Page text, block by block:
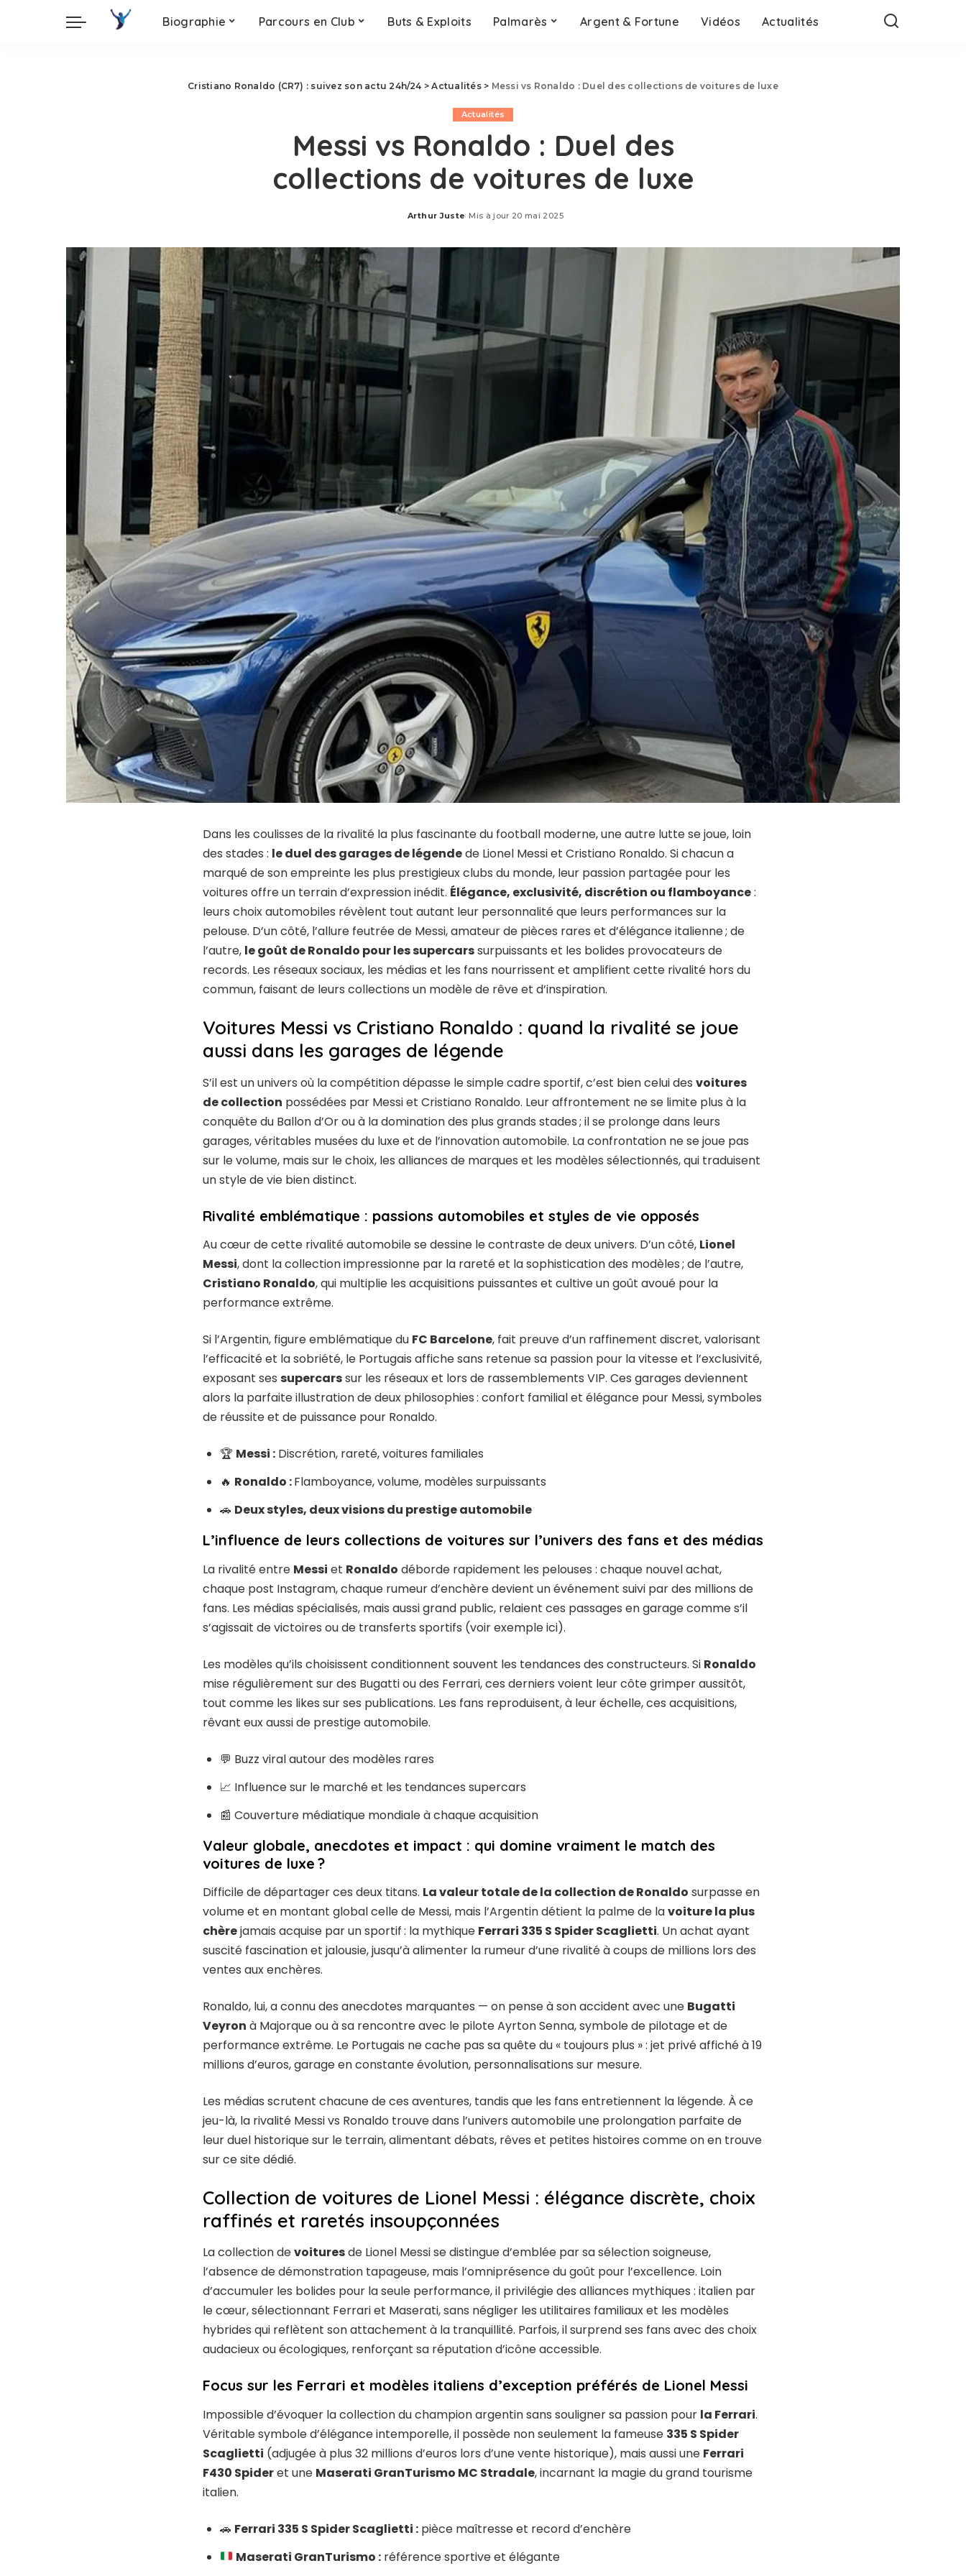
Biographie Parcours en Club Buts & Exploits Palmarès Argent & Fortune Vidéos Actualités
Cristiano Ronaldo (CR7) : suivez son actu 24h/24 >Actualités> Messi vs Ronaldo : Duel des collections de voitures de luxe
Actualités
Messi vs Ronaldo : Duel des
collections de voitures de luxe
Posted
Arthur Juste Mis à jour 20 mai 2025
Dans les coulisses de la rivalité la plus fascinante du football moderne, une autre lutte se joue, loin
des stades : le duel des garages de légendede Lionel Messi et Cristiano Ronaldo. Si chacun a
marqué de son empreinte les plus prestigieux clubs du monde, leur passion partagée pour les
voitures offre un terrain d’expression inédit. Élégance, exclusivité, discrétion ou flamboyance:
leurs choix automobiles révèlent tout autant leur personnalité que leurs performances sur la
pelouse. D’un côté, l’allure feutrée de Messi, amateur de pièces rares et d’élégance italienne ; de
l’autre, le goût de Ronaldo pour les supercarssurpuissants et les bolides provocateurs de
records. Les réseaux sociaux, les médias et les fans nourrissent et amplifient cette rivalité hors du
commun, faisant de leurs collections un modèle de rêve et d’inspiration.
Voitures Messi vs Cristiano Ronaldo : quand la rivalité se joue
aussi dans les garages de légende
S’il est un univers où la compétition dépasse le simple cadre sportif, c’est bien celui des voitures
de collection possédées par Messi et Cristiano Ronaldo. Leur affrontement ne se limite plus à la
conquête du Ballon d’Or ou à la domination des plus grands stades ; il se prolonge dans leurs
garages, véritables musées du luxe et de l’innovation automobile. La confrontation ne se joue pas
sur le volume, mais sur le choix, les alliances de marques et les modèles sélectionnés, qui traduisent
un style de vie bien distinct.
Rivalité emblématique : passions automobiles et styles de vie opposés
Au cœur de cette rivalité automobile se dessine le contraste de deux univers. D’un côté, Lionel
Messi, dont la collection impressionne par la rareté et la sophistication des modèles ; de l’autre,
Cristiano Ronaldo, qui multiplie les acquisitions puissantes et cultive un goût avoué pour la
performance extrême.
Si l’Argentin, figure emblématique du FC Barcelone, fait preuve d’un raffinement discret, valorisant
l’efficacité et la sobriété, le Portugais affiche sans retenue sa passion pour la vitesse et l’exclusivité,
exposant ses supercarssur les réseaux et lors de rassemblements VIP. Ces garages deviennent
alors la parfaite illustration de deux philosophies : confort familial et élégance pour Messi, symboles
de réussite et de puissance pour Ronaldo.
🏆 Messi : Discrétion, rareté, voitures familiales
🔥 Ronaldo :Flamboyance, volume, modèles surpuissants
🚗 Deux styles, deux visions du prestige automobile
L’influence de leurs collections de voitures sur l’univers des fans et des médias
La rivalité entre Messi et Ronaldo déborde rapidement les pelouses : chaque nouvel achat,
chaque post Instagram, chaque rumeur d’enchère devient un événement suivi par des millions de
fans. Les médias spécialisés, mais aussi grand public, relaient ces passages en garage comme s’il
s’agissait de victoires ou de transferts sportifs (voirexemple ici).
Les modèles qu’ils choisissent conditionnent souvent les tendances des constructeurs. Si Ronaldo
mise régulièrement sur des Bugatti ou des Ferrari, ces derniers voient leur côte grimper aussitôt,
tout comme les likes sur ses publications. Les fans reproduisent, à leur échelle, ces acquisitions,
rêvant eux aussi de prestige automobile.
💬 Buzz viral autour des modèles rares
📈 Influence sur le marché et les tendances supercars
📰 Couverture médiatique mondiale à chaque acquisition
Valeur globale, anecdotes et impact : qui domine vraiment le match des
voitures de luxe ?
Difficile de départager ces deux titans. La valeur totale de la collection de Ronaldo surpasse en
volume et en montant global celle de Messi, mais l’Argentin détient la palme de lavoiture la plus
chèrejamais acquise par un sportif : la mythique Ferrari 335 S Spider Scaglietti. Un achat ayant
suscité fascination et jalousie, jusqu’à alimenter la rumeur d’une rivalité à coups de millions lors des
ventes aux enchères.
Ronaldo, lui, a connu des anecdotes marquantes — on pense à son accident avec une Bugatti
Veyron à Majorque ou à sa rencontre avec le pilote Ayrton Senna, symbole de pilotage et de
performance extrême. Le Portugais ne cache pas sa quête du « toujours plus » : jet privé affiché à 19
millions d’euros, garage en constante évolution, personnalisations sur mesure.
Les médias scrutent chacune de ces aventures, tandis que les fans entretiennent la légende. À ce
jeu-là, la rivalité Messi vs Ronaldo trouve dans l’univers automobile une prolongation parfaite de
leur duel historique sur le terrain, alimentant débats, rêves et petites histoires comme on en trouve
surce site dédié.
Collection de voitures de Lionel Messi : élégance discrète, choix
raffinés et raretés insoupçonnées
La collection devoituresde Lionel Messi se distingue d’emblée par sa sélection soigneuse,
l’absence de démonstration tapageuse, mais l’omniprésence du goût pour l’excellence. Loin
d’accumuler les bolides pour la seule performance, il privilégie des alliances mythiques : italien par
le cœur, sélectionnant Ferrari et Maserati, sans négliger les utilitaires familiaux et les modèles
hybrides qui reflètent son attachement à la tranquillité. Parfois, il surprend ses fans avec des choix
audacieux ou écologiques, renforçant sa réputation d’icône accessible.
Focus sur les Ferrari et modèles italiens d’exception préférés de Lionel Messi
Impossible d’évoquer la collection du champion argentin sans souligner sa passion pour la Ferrari.
Véritable symbole d’élégance intemporelle, il possède non seulement la fameuse 335 S Spider
Scaglietti (adjugée à plus 32 millions d’euros lors d’une vente historique), mais aussi une Ferrari
F430 Spideret une Maserati GranTurismo MC Stradale, incarnant la magie du grand tourisme
italien.
🚗 Ferrari 335 S Spider Scaglietti : pièce maîtresse et record d’enchère
Maserati GranTurismo : référence sportive et élégante